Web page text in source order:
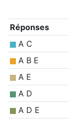
Réponses
A C
A B E
A E
A D
A D E